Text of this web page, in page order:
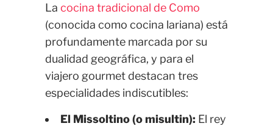
La cocina tradicional de Como
(conocida como cocina lariana) está
profundamente marcada por su
dualidad geográfica, y para el
viajero gourmet destacan tres
especialidades indiscutibles:
El Missoltino (o misultin): El rey